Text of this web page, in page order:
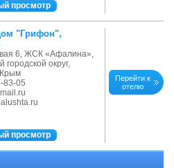
просмотр
"Грифон",
6, ЖСК «Афалина»,
городской округ,
Крым
83-05
просмотр
Перейти к
отелю